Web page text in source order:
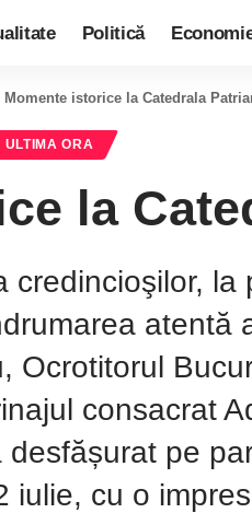
Politică
Momente istorice la Catedrala
ULTIMA ORA
la
credincioşilor,
atentă
Ocrotitorul
consacrat
pe
iulie, cu o